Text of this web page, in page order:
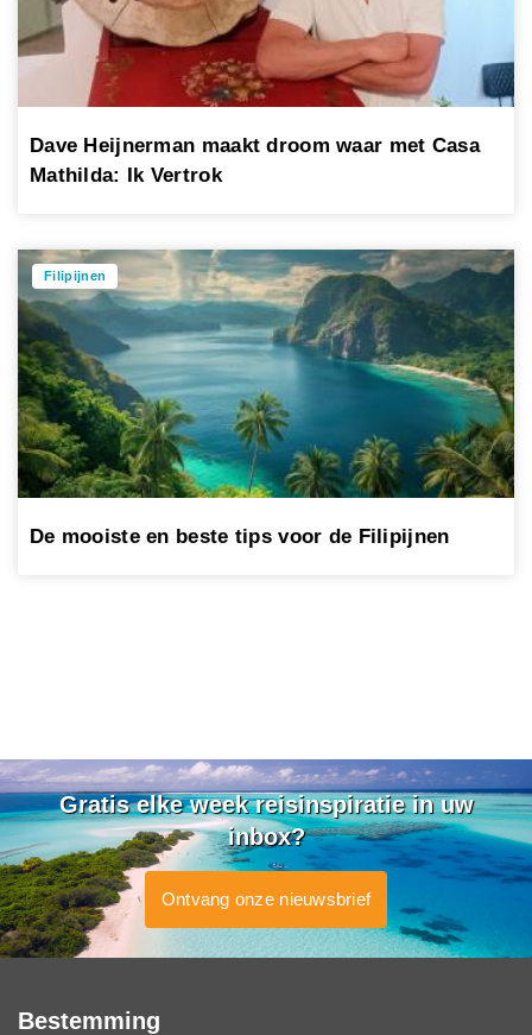
Dave Heijnerman maakt droom waar met Casa
Mathilda: Ik Vertrok
Filipijnen
De mooiste en beste tips voor de Filipijnen
Gratis elke week reisinspiratie in uw
inbox?
Ontvang onze nieuwsbrief
Bestemming